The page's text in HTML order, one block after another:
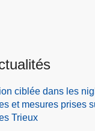
ciblée dans les
et mesures prises
Trieux